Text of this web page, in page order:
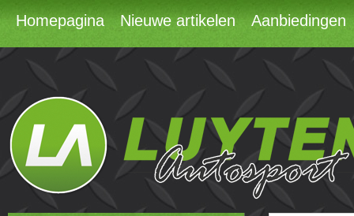
Homepagina Nieuwe artikelen Aanbiedingen